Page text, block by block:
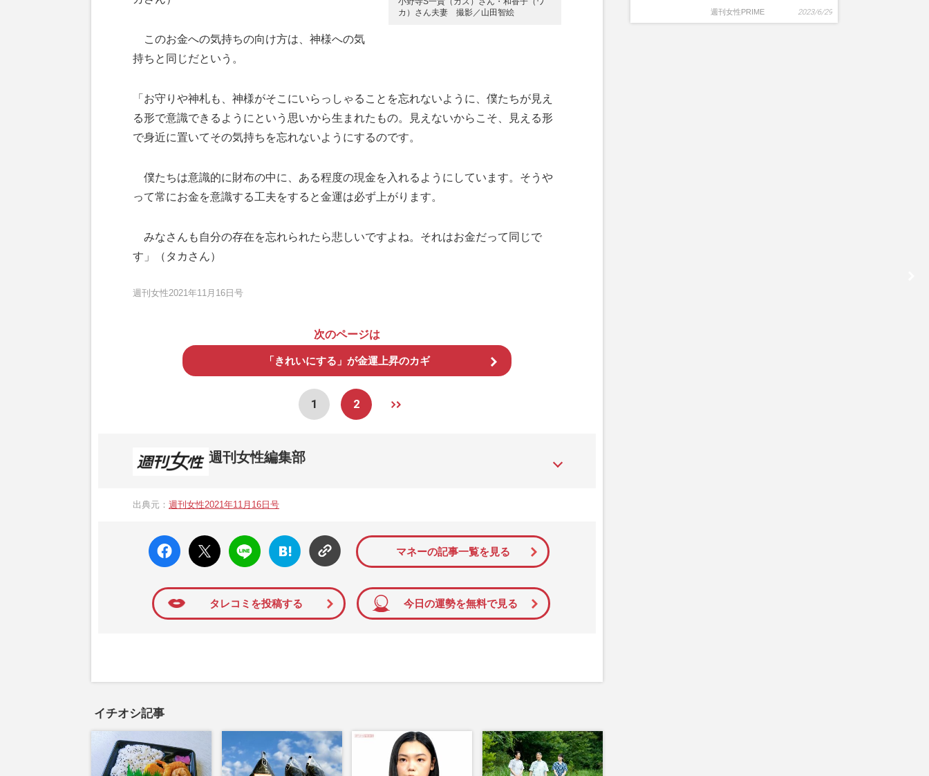
カ）さん夫妻 撮影／山田智絵
このお金への気持ちの向け方は、神様への気
持ちと同じだという。
「お守りや神札も、神様がそこにいらっしゃることを忘れないように、僕たちが見え
る形で意識できるようにという思いから生まれたもの。見えないからこそ、見える形
で身近に置いてその気持ちを忘れないようにするのです。
僕たちは意識的に財布の中に、ある程度の現金を入れるようにしています。そうや
って常にお金を意識する工夫をすると金運は必ず上がります。
みなさんも自分の存在を忘れられたら悲しいですよね。それはお金だって同じで
す」（タカさん）
週刊女性2021年11月16日号
次のページは
「きれいにする」が金運上昇のカギ
1 2
週刊女性編集部
母”が抱える400万円超の“借金トラブル”」報道をスクープ。この一報から約2か月後、宮内庁は結婚延期を
出典元： 週刊女性2021年11月16日号
faceboo
k いい
ね
X ポス
ト
LINE
はてな
ブック
マーク
マネーの記事一覧を見る
タレコミを投稿する 今日の運勢を無料で見る
イチオシ記事
週刊女性PRIME 2023/6/29